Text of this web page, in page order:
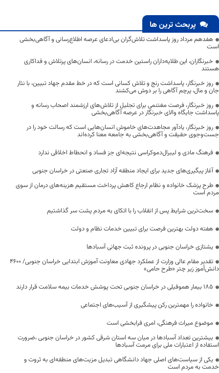
پربحث ترین ها
هفدهم مرداد روز پاسداشت تلاش‌گران بی‌ادعای عرصه اطلاع‌رسانی و آگاهی‌بخشی
است
خبرنگاران، این طلایه‌داران راستین خدمت در رسانه، انسان‌های پرتلاش و فداکاری
هستند
روز خبرنگار، پاسداشت رنج و تلاش کسانی است که در خط مقدم جهاد تبیین، با نثار
جان و مال، پرچم آگاهی را بر دوش می‌کشند
روز خبرنگار، فرصت مغتنمی برای تجلیل از تلاش‌های ارزشمند اصحاب رسانه و
پاسداشت جایگاه والای خبرنگار در عرصه آگاهی‌بخشی
روز خبرنگار، یادآور مجاهدت‌های خاموش انسان‌هایی است که رسالت خود را در
جست‌وجوی حقیقت و آگاهی‌بخشی به جامعه معنا کرده‌اند
فرهنگ مادی و لیبرال‌دموکراسی نتیجه‌ای جز فساد و انحطاط اخلاقی ندارد
آغاز پیگیری‌های جدید برای ایجاد منطقه آزاد تجاری صنعتی در خراسان جنوبی
طرح پزشک خانواده و نظام ارجاع کاهش پرداخت مستقیم هزینه‌های درمان از سوی
مردم است
سخت‌ترین شرایط پس از انقلاب را با اتکای به مردم پشت سر گذاشتیم
هفته دولت بهترین فرصت برای تبیین خدمات نظام و دولت
یشتازی خراسان جنوبی در پرونده ثبت جهانی آسبادها
تقدیر مقام عالی وزارت از عملکرد جهادی معاونت آموزش ابتدایی خراسان جنوبی/ ۴۶۰۰
دانش‌آموز زیر چتر «طرح حامی»
۱۸۵ بیمار هموفیلی در خراسان جنوبی تحت پوشش خدمات بیمه سلامت قرار دارند
خانواده را مهمترین رکن پیشگیری از آسیب‌های اجتماعی
موضوع میراث فرهنگی، امری فرابخشی است
بیشترین تعداد آسبادها در میان سه استان شرقی کشور در خراسان جنوبی ،ضرورت
استفاده از اعتبارات ملی برای مرمت آسبادها
یکی از سیاست‌های اصلی جهاد دانشگاهی تبدیل مزیت‌های منطقه‌ای به ثروت و
خدمت به مردم است